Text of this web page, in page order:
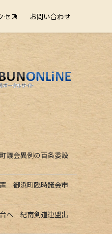
セス お問い合わせ
議会異例の百条委設
御浜町臨時議会市
へ 紀南剣道連盟出